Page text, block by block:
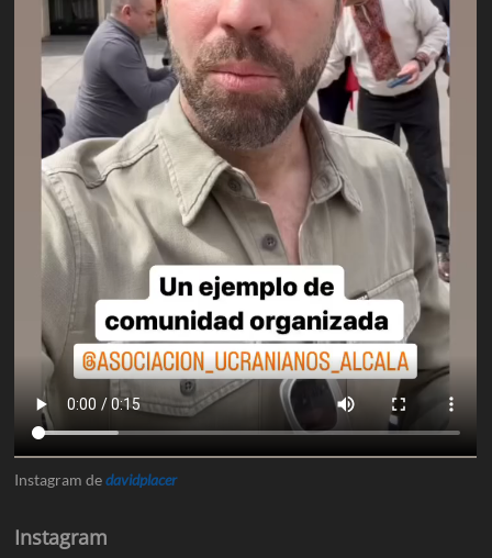
Instagram dedavidplacer
Instagram